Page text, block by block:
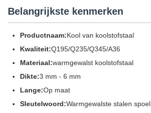
Belangrijkste kenmerken
Productnaam:Kool van koolstofstaal
Kwaliteit:Q195/Q235/Q345/A36
Materiaal:warmgewalst koolstofstaal
Dikte:3 mm - 6 mm
Lange:Op maat
Sleutelwoord:Warmgewalste stalen spoel